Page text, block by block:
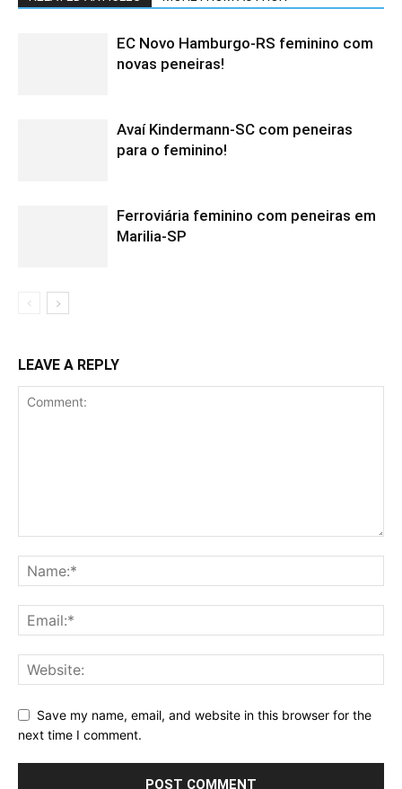
EC Novo Hamburgo-RS feminino com
novas peneiras!
Avaí Kindermann-SC com peneiras
para o feminino!
Ferroviária feminino com peneiras em
Marilia-SP
LEAVE A REPLY
Save my name, email, and website in this browser for the
next time I comment.